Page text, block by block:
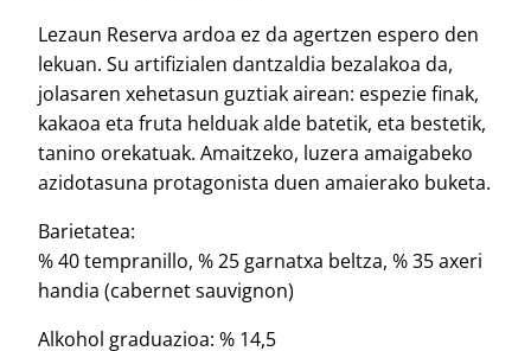
Lezaun Reserva ardoa ez da agertzen espero den
lekuan. Su artifizialen dantzaldia bezalakoa da,
jolasaren xehetasun guztiak airean: espezie finak,
kakaoa eta fruta helduak alde batetik, eta bestetik,
tanino orekatuak. Amaitzeko, luzera amaigabeko
azidotasuna protagonista duen amaierako buketa.
Barietatea:
% 40 tempranillo, % 25 garnatxa beltza, % 35 axeri
handia (cabernet sauvignon)
Alkohol graduazioa: % 14,5